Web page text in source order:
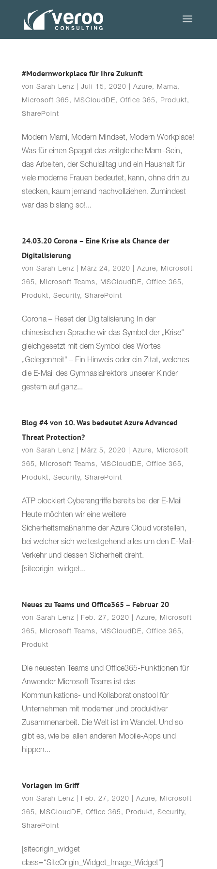
#Modernworkplace für Ihre Zukunft
von Sarah Lenz| Juli 15, 2020 Azure, Mama,
Microsoft 365 , MSCloudDE, Office 365 , Produkt,
SharePoint
Modern Mami, Modern Mindset, Modern Workplace!
Was für einen Spagat das zeitgleiche Mami-Sein,
das Arbeiten, der Schulalltag und ein Haushalt für
viele moderne Frauen bedeutet, kann, ohne drin zu
stecken, kaum jemand nachvollziehen. Zumindest
war das bislang so!...
24.03.20 Corona – Eine Krise als Chance der
Digitalisierung
von Sarah Lenz| März 24, 2020 Azure, Microsoft
365 , Microsoft Teams, MSCloudDE, Office 365 ,
Produkt, Security, SharePoint
Corona – Reset der Digitalisierung In der
chinesischen Sprache wir das Symbol der „Krise“
gleichgesetzt mit dem Symbol des Wortes
„Gelegenheit“ – Ein Hinweis oder ein Zitat, welches
die E-Mail des Gymnasialrektors unserer Kinder
gestern auf ganz...
Blog #4 von 10. Was bedeutet Azure Advanced
Threat Protection?
von Sarah Lenz| März 5, 2020 Azure, Microsoft
365 , Microsoft Teams, MSCloudDE, Office 365 ,
Produkt, Security, SharePoint
ATP blockiert Cyberangriffe bereits bei der E-Mail
Heute möchten wir eine weitere
Sicherheitsmaßnahme der Azure Cloud vorstellen,
bei welcher sich weitestgehend alles um den E-Mail-
Verkehr und dessen Sicherheit dreht.
[siteorigin_widget...
Neues zu Teams und Office365 – Februar 20
von Sarah Lenz| Feb. 27, 2020 Azure, Microsoft
365 , Microsoft Teams, MSCloudDE, Office 365 ,
Produkt
Die neuesten Teams und Office365-Funktionen für
Anwender Microsoft Teams ist das
Kommunikations- und Kollaborationstool für
Unternehmen mit moderner und produktiver
Zusammenarbeit. Die Welt ist im Wandel. Und so
gibt es, wie bei allen anderen Mobile-Apps und
hippen...
Vorlagen im Griff
von Sarah Lenz| Feb. 27, 2020 Azure, Microsoft
365 , MSCloudDE, Office 365 , Produkt, Security,
SharePoint
[siteorigin_widget
class=“SiteOrigin_Widget_Image_Widget“]